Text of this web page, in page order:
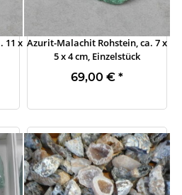
11 x Azurit-Malachit Rohstein, ca. 7 x
5 x 4 cm, Einzelstück
69,00 € *